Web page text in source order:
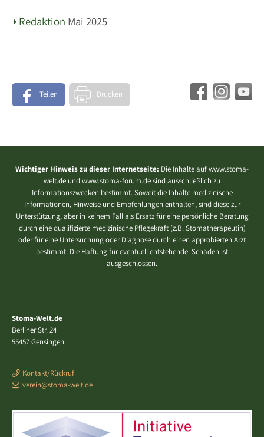
Redaktion Mai 2025
Teilen Drucken
Wichtiger Hinweis zu dieser Internetseite: Die Inhalte auf www.stoma-
welt.de und www.stoma-forum.de sind ausschließlich zu
Informationszwecken bestimmt. Soweit die Inhalte medizinische
Informationen, Hinweise und Empfehlungen enthalten, sind diese zur
Unterstützung, aber in keinem Fall als Ersatz für eine persönliche Beratung
durch eine qualifizierte medizinische Pflegekraft (z.B. Stomatherapeutin)
oder für eine Untersuchung oder Diagnose durch einen approbierten Arzt
bestimmt. Die Haftung für eventuell entstehende Schäden ist
ausgeschlossen.
Stoma-Welt.de
Berliner Str. 24
55457 Gensingen
Kontakt/Rückruf
verein@stoma-welt.de